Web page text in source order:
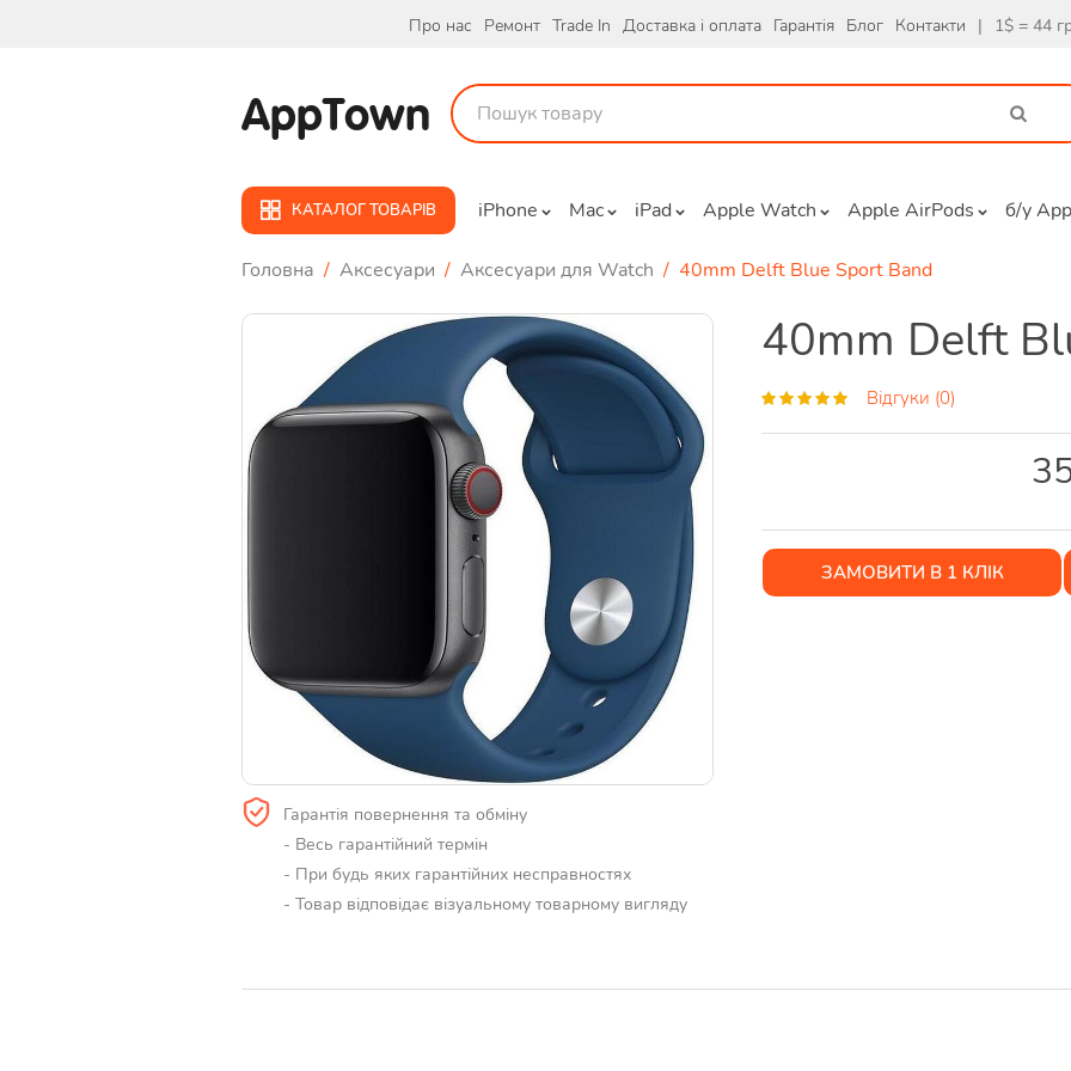
Про нас Ремонт Trade In Доставка і оплата Гарантія Блог Контакти | 1$ = 44
AppTown
КАТАЛОГ ТОВАРІВ iPhone Mac iPad Apple Watch Apple AirPods б/у
Головна / Аксесуари / Аксесуари для Watch / 40mm Delft Blue Sport Band
Гарантія повернення та обміну
- Весь гарантійний термін
- При будь яких гарантійних несправностях
- Товар відповідає візуальному товарному вигляду
40mm Delft
Відгуки (0)
ЗАМОВИТИ В 1 КЛІК